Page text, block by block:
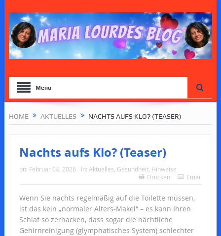
Menu
HOME AKTUELLES NACHTS AUFS KLO? (TEASER)
Nachts aufs Klo? (Teaser)
on: Februar 04, 2026 In: Aktuelles, Gesundheit, Hinweise
Drucken
Email
Wenn Sie nachts regelmäßig auf die Toilette müssen,
ist das kein „normaler Alters-Makel“ – es kann Ihren
Schlaf so zerhacken, dass sogar die nächtliche
Gehirnreinigung (glymphatisches System) schlechter